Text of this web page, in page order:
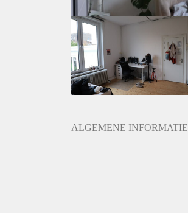
ALGEMENE INFORMATIE